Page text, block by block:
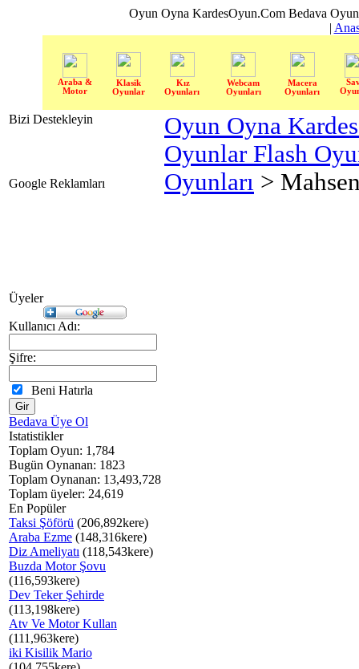
Oyun Oyna KardesOyun.Com Bedava
|
Araba &
Motor
Klasik
Oyunlar
Kız
Oyunları
Webcam
Oyunları
Macera
Oyunları
Bizi Destekleyin
Google Reklamları
Üyeler
Kullanıcı Adı:
Şifre:
Beni Hatırla
Bedava Üye Ol
Istatistikler
Toplam Oyun: 1,784
Bugün Oynanan: 1823
Toplam Oynanan: 13,493,728
Toplam üyeler: 24,619
En Popüler
Taksi Şöförü (206,892kere)
Araba Ezme (148,316kere)
Diz Ameliyatı (118,543kere)
Buzda Motor Şovu
(116,593kere)
Dev Teker Şehirde
(113,198kere)
Atv Ve Motor Kullan
(111,963kere)
iki Kisilik Mario
Oyun Oyna
Oyunlar Flash
Oyunları >